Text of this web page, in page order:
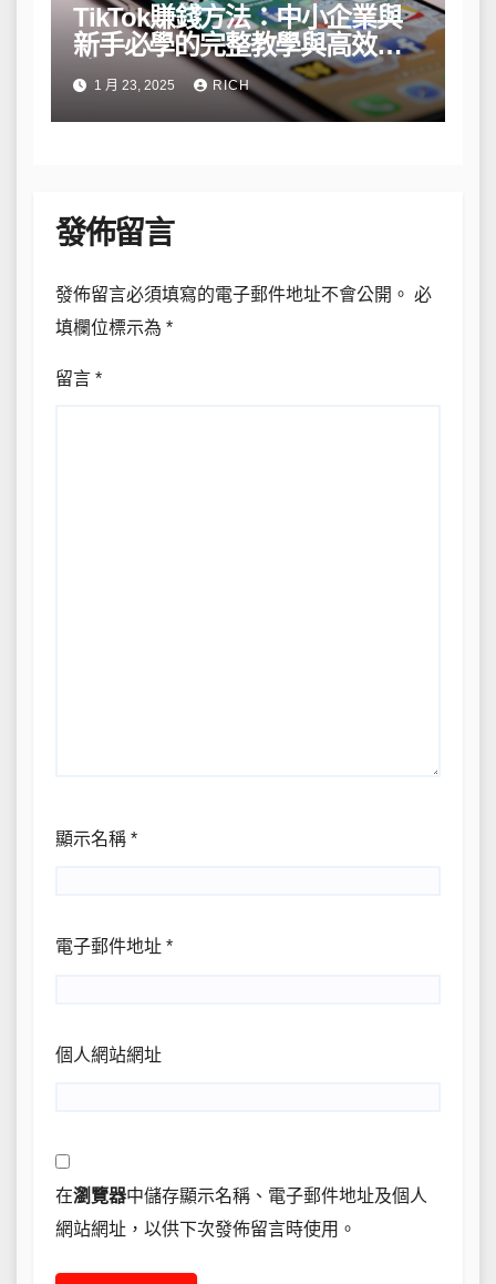
TikTok賺錢方法：中小企業與
新手必學的完整教學與高效策
略1 月 23, 2025 RICH
發佈留言
發佈留言必須填寫的電子郵件地址不會公開。 必
填欄位標示為 *
留言 *
顯示名稱 *
電子郵件地址 *
個人網站網址
在瀏覽器中儲存顯示名稱、電子郵件地址及個人
網站網址，以供下次發佈留言時使用。